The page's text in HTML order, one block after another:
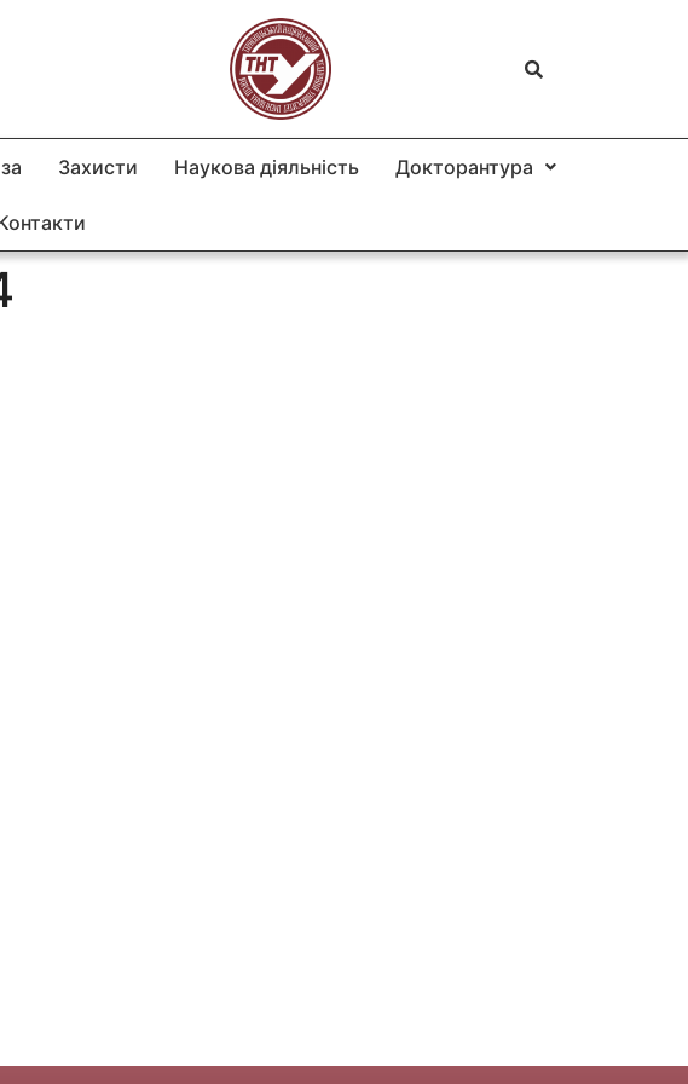
Захисти Наукова діяльність Докторантура